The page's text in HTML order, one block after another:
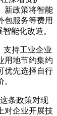
新政策将智能
包服务等费用
能化改造。
支持工业企业
用地节约集约
优先选择自行
条政策对现
对企业开展技